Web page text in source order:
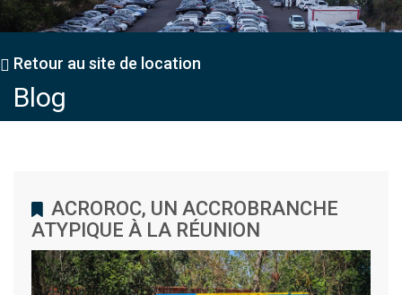
Retour au site de location
Blog
ACROROC, UN ACCROBRANCHE
ATYPIQUE À LA RÉUNION